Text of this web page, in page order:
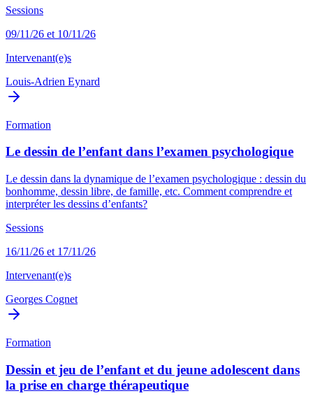
Sessions
09/11/26 et 10/11/26
Intervenant(e)s
Louis-Adrien Eynard
Formation
Le dessin de l’enfant dans l’examen psychologique
Le dessin dans la dynamique de l’examen psychologique : dessin du
bonhomme, dessin libre, de famille, etc. Comment comprendre et
interpréter les dessins d’enfants?
Sessions
16/11/26 et 17/11/26
Intervenant(e)s
Georges Cognet
Formation
Dessin et jeu de l’enfant et du jeune adolescent dans
la prise en charge thérapeutique